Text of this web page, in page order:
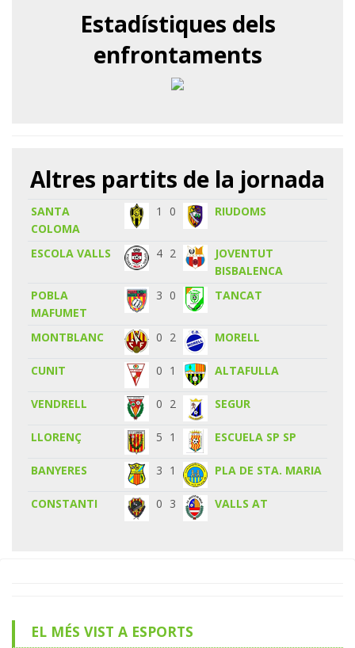
Estadístiques dels
enfrontaments
Altres partits de la jornada
SANTA
COLOMA
1 0 RIUDOMS
ESCOLA VALLS 4 2
JOVENTUT
BISBALENCA
POBLA
MAFUMET
3 0 TANCAT
MONTBLANC 0 2 MORELL
CUNIT 0 1 ALTAFULLA
VENDRELL 0 2 SEGUR
LLORENÇ 5 1 ESCUELA SP SP
BANYERES 3 1 PLA DE STA. MARIA
CONSTANTI 0 3 VALLS AT
EL MÉS VIST A ESPORTS